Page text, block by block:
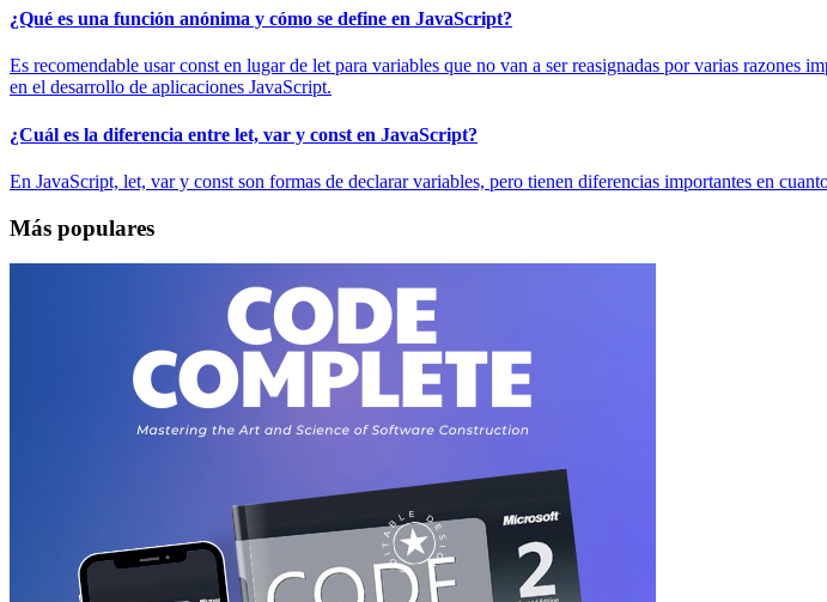
¿Qué es una función anónima y cómo se define en JavaScript?
Es recomendable usar const en lugar de let para variables que no van a ser reasignadas por varias
en el desarrollo de aplicaciones JavaScript.
¿Cuál es la diferencia entre let, var y const en JavaScript?
En JavaScript, let, var y const son formas de declarar variables, pero tienen diferencias importantes en
Más populares